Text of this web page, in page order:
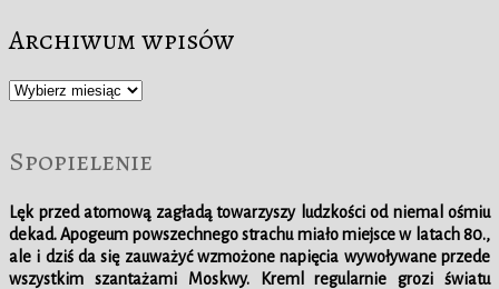
Archiwum wpisów
Archiwum
Spopielenie
Lęk przed atomową zagładą towarzyszy ludzkości od niemal ośmiu
dekad. Apogeum powszechnego strachu miało miejsce w latach 80.,
ale i dziś da się zauważyć wzmożone napięcia wywoływane przede
wszystkim szantażami Moskwy. Kreml regularnie grozi światu